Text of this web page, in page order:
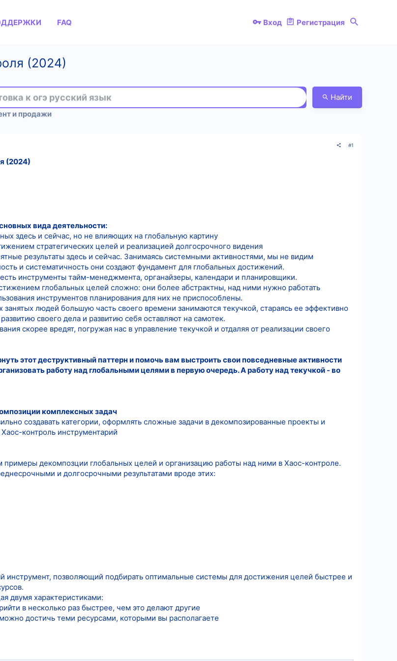
FAQ Вход Регистрация
(2024)
к огэ русский язык
Найти
и продажи
#1
(2024)
вида деятельности:
здесь и сейчас, но не влияющих на глобальную картину
стратегических целей и реализацией долгосрочного видения
результаты здесь и сейчас. Занимаясь системными активностями, мы не видим
и систематичность они создают фундамент для глобальных достижений.
есть инструменты тайм-менеджмента, органайзеры, календари и планировщики.
глобальных целей сложно: они более абстрактны, над ними нужно работать
инструментов планирования для них не приспособлены.
занятых людей большую часть своего времени занимаются текучкой, стараясь ее эффективно
своего дела и развитию себя оставляют на самотек.
скорее вредят, погружая нас в управление текучкой и отдаляя от реализации своего
этот деструктивный паттерн и помочь вам выстроить свои повседневные активности
работу над глобальными целями в первую очередь. А работу над текучкой - во
комплексных задач
создавать категории, оформлять сложные задачи в декомпозированные проекты и
контроль инструментарий
декомпозции глобальных целей и организацию работы над ними в Хаос-контроле.
и долгосрочными результатами вроде этих:
инструмент, позволяющий подбирать оптимальные системы для достижения целей быстрее и
двумя характеристиками:
в несколько раз быстрее, чем это делают другие
достичь теми ресурсами, которыми вы располагаете